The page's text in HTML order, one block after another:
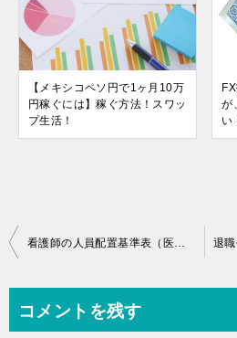
【メキシコペソ円で1ヶ月10万
円稼ぐには】稼ぐ方法！スワッ
プ生活！
が
い
投
ビ
看護師の人員配置基準表（医療法）と関係者の見解まとめ
コメントを残す